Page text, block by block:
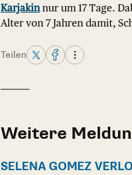
Karjakinnur um 17 Tage.
Alter von 7 Jahren damit,
Teilen
Weitere
SELENA GOMEZ